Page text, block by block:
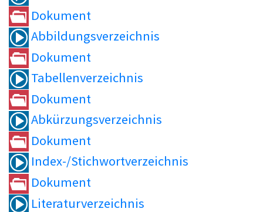
Dokument
Abbildungsverzeichnis
Dokument
Tabellenverzeichnis
Dokument
Abkürzungsverzeichnis
Dokument
Index-/Stichwortverzeichnis
Dokument
Literaturverzeichnis